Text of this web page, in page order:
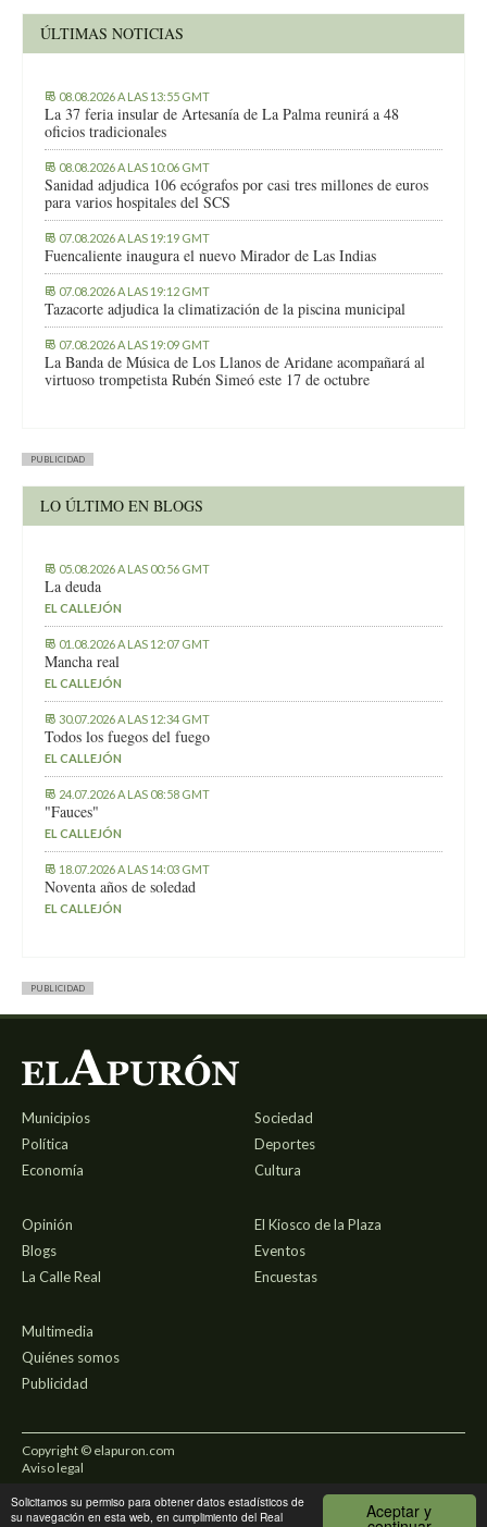
Aceptar y
Solicitamos su permiso para obtener datos estadísticos de
su navegación en esta web, en cumplimiento del Real
ÚLTIMAS NOTICIAS
08.08.2026 A LAS 13:55 GMT
La 37 feria insular de Artesanía de La Palma reunirá a 48
oficios tradicionales
08.08.2026 A LAS 10:06 GMT
Sanidad adjudica 106 ecógrafos por casi tres millones de euros
para varios hospitales del SCS
07.08.2026 A LAS 19:19 GMT
Fuencaliente inaugura el nuevo Mirador de Las Indias
07.08.2026 A LAS 19:12 GMT
Tazacorte adjudica la climatización de la piscina municipal
07.08.2026 A LAS 19:09 GMT
La Banda de Música de Los Llanos de Aridane acompañará al
virtuoso trompetista Rubén Simeó este 17 de octubre
PUBLICIDAD
LO ÚLTIMO EN BLOGS
05.08.2026 A LAS 00:56 GMT
La deuda
EL CALLEJÓN
01.08.2026 A LAS 12:07 GMT
Mancha real
EL CALLEJÓN
30.07.2026 A LAS 12:34 GMT
Todos los fuegos del fuego
EL CALLEJÓN
24.07.2026 A LAS 08:58 GMT
"Fauces"
EL CALLEJÓN
18.07.2026 A LAS 14:03 GMT
Noventa años de soledad
EL CALLEJÓN
PUBLICIDAD
Municipios
Política
Economía
Sociedad
Deportes
Cultura
Opinión
Blogs
La Calle Real
El Kiosco de la Plaza
Eventos
Encuestas
Multimedia
Quiénes somos
Publicidad
Copyright © elapuron.com
Aviso legal
Política de privacidad